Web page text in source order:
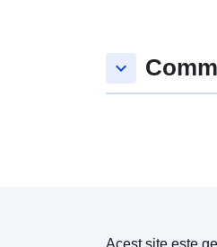
keyboard_arrow_down
Acest site este